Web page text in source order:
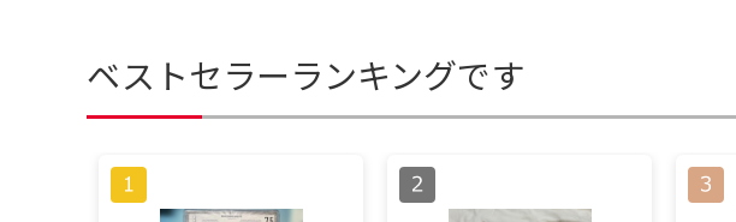
ベストセラーランキングです